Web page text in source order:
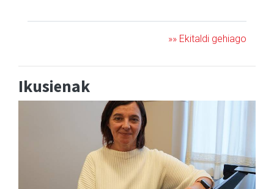
»» Ekitaldi gehiago
Ikusienak